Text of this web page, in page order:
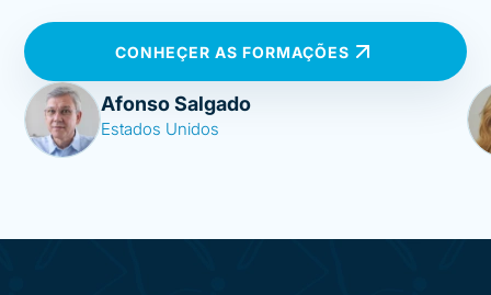
CONHEÇER AS FORMAÇÕES
Afonso Salgado
Estados Unidos